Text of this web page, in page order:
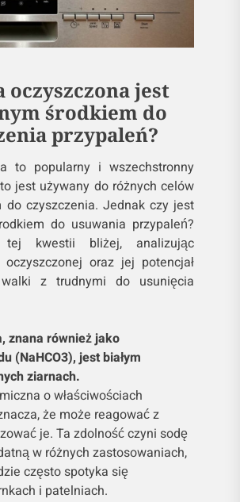
oczyszczona jest
środkiem do
przypaleń?
to popularny i wszechstronny
jest używany do różnych celów
do czyszczenia. Jednak czy jest
do usuwania przypaleń?
tej kwestii bliżej, analizując
oczyszczonej oraz jej potencjał
z trudnymi do usunięcia
znana również jako
(NaHCO3), jest białym
ziarnach.
o właściwościach
że może reagować z
je. Ta zdolność czyni sodę
w różnych zastosowaniach,
często spotyka się
i patelniach.